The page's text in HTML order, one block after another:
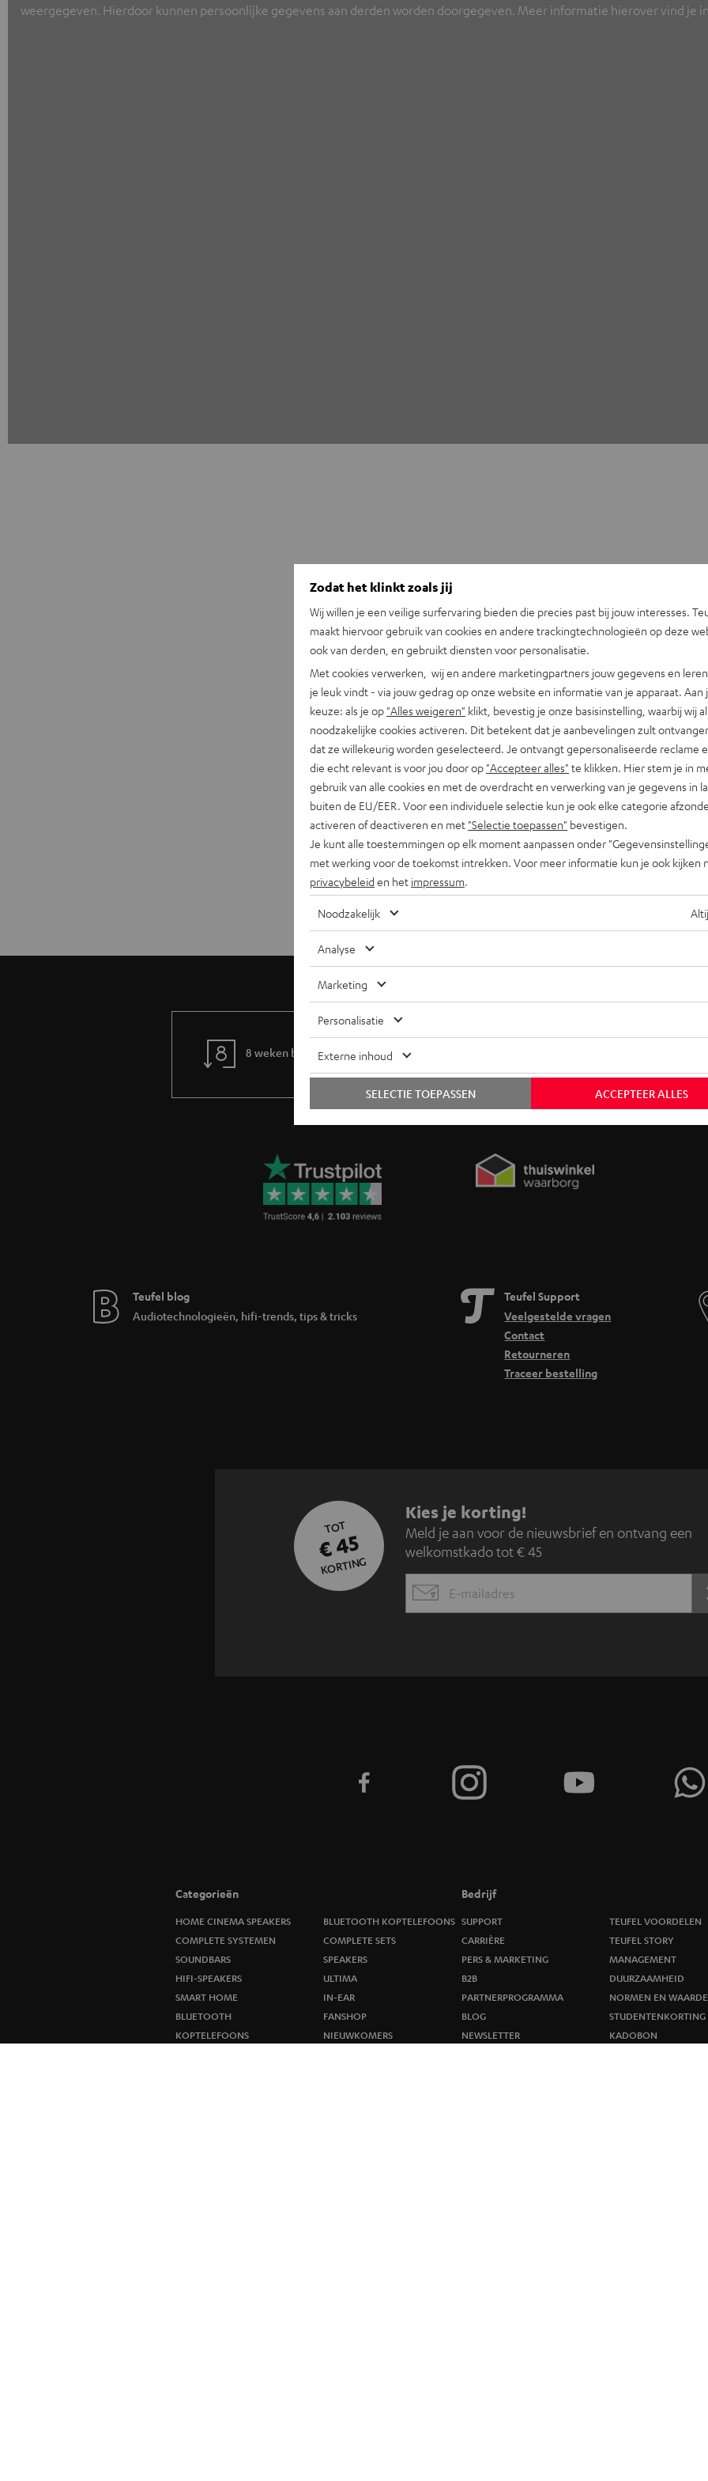
weergegeven. Hierdoor kunnen persoonlijke gegevens aan derden worden doorgegeven. Meer informatie hierover vind je
8 weken bedenktijd
Teufel blog
Audiotechnologieën, hifi-trends, tips & tricks
Teufel Support
Veelgestelde vragen
Contact
Retourneren
Traceer bestelling
TOT
€ 45
KORTING
A
a
n
m
n
w
Kies je korting!
Meld je aan voor de nieuwsbrief en ontvang een
welkomstkado tot € 45
EMAIL
Categorieën
HOME CINEMA SPEAKERS
COMPLETE SYSTEMEN
SOUNDBARS
HIFI-SPEAKERS
SMART HOME
BLUETOOTH
KOPTELEFOONS
BLUETOOTH KOPTELEFOONS
COMPLETE SETS
SPEAKERS
ULTIMA
IN-EAR
FANSHOP
NIEUWKOMERS
Bedrijf
SUPPORT
CARRIÈRE
PERS & MARKETING
B2B
PARTNERPROGRAMMA
BLOG
NEWSLETTER
TEUFEL VOORDELEN
TEUFEL STORY
MANAGEMENT
DUURZAAMHEID
NORMEN EN
STUDENTENKORTING
KADOBON
Zodat het klinkt zoals jij
Wij willen je een veilige surfervaring bieden die precies past bij jouw interesses.
maakt hiervoor gebruik van cookies en andere trackingtechnologieën op deze
ook van derden, en gebruikt diensten voor personalisatie.
Met cookies verwerken, wij en andere marketingpartners jouw gegevens en
je leuk vindt - via jouw gedrag op onze website en informatie van je apparaat. Aan
keuze: als je op "Alles weigeren" klikt, bevestig je onze basisinstelling, waarbij wij
noodzakelijke cookies activeren. Dit betekent dat je aanbevelingen zult
dat ze willekeurig worden geselecteerd. Je ontvangt gepersonaliseerde reclame
die echt relevant is voor jou door op "Accepteer alles" te klikken. Hier stem je in
gebruik van alle cookies en met de overdracht en verwerking van je gegevens in
buiten de EU/EER. Voor een individuele selectie kun je ook elke categorie
activeren of deactiveren en met "Selectie toepassen" bevestigen.
Je kunt alle toestemmingen op elk moment aanpassen onder
met werking voor de toekomst intrekken. Voor meer informatie kun je ook kijken
privacybeleid en het impressum.
Noodzakelijk
Analyse
Marketing
Personalisatie
Externe inhoud
ACCEPTEER ALLES
SELECTIE TOEPASSEN